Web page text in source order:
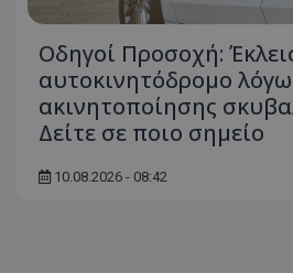
Οδηγοί Προσοχή:
αυτοκινητόδρομο λόγω
ακινητοποίησης
Δείτε σε ποιο σημείο
10.08.2026 - 08:42